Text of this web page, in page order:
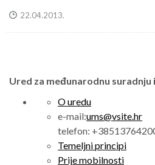
22.04.2013.
Ured za međunarodnu suradnju
O uredu
e-mail:ums@vsite.hr
telefon: +
Temeljni principi
Prije mobilnosti